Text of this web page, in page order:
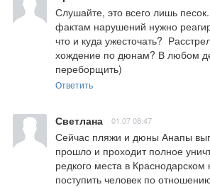
Слушайте, это всего лишь
фактам нарушений нужно
что и куда ужесточать?
хождение по дюнам? В любом
переборщить)
Ответить
Светлана 01.07 08:47
Сейчас пляжи и дюны Анапы
прошло и проходит полное
редкого места в Краснодарском
поступить человек по